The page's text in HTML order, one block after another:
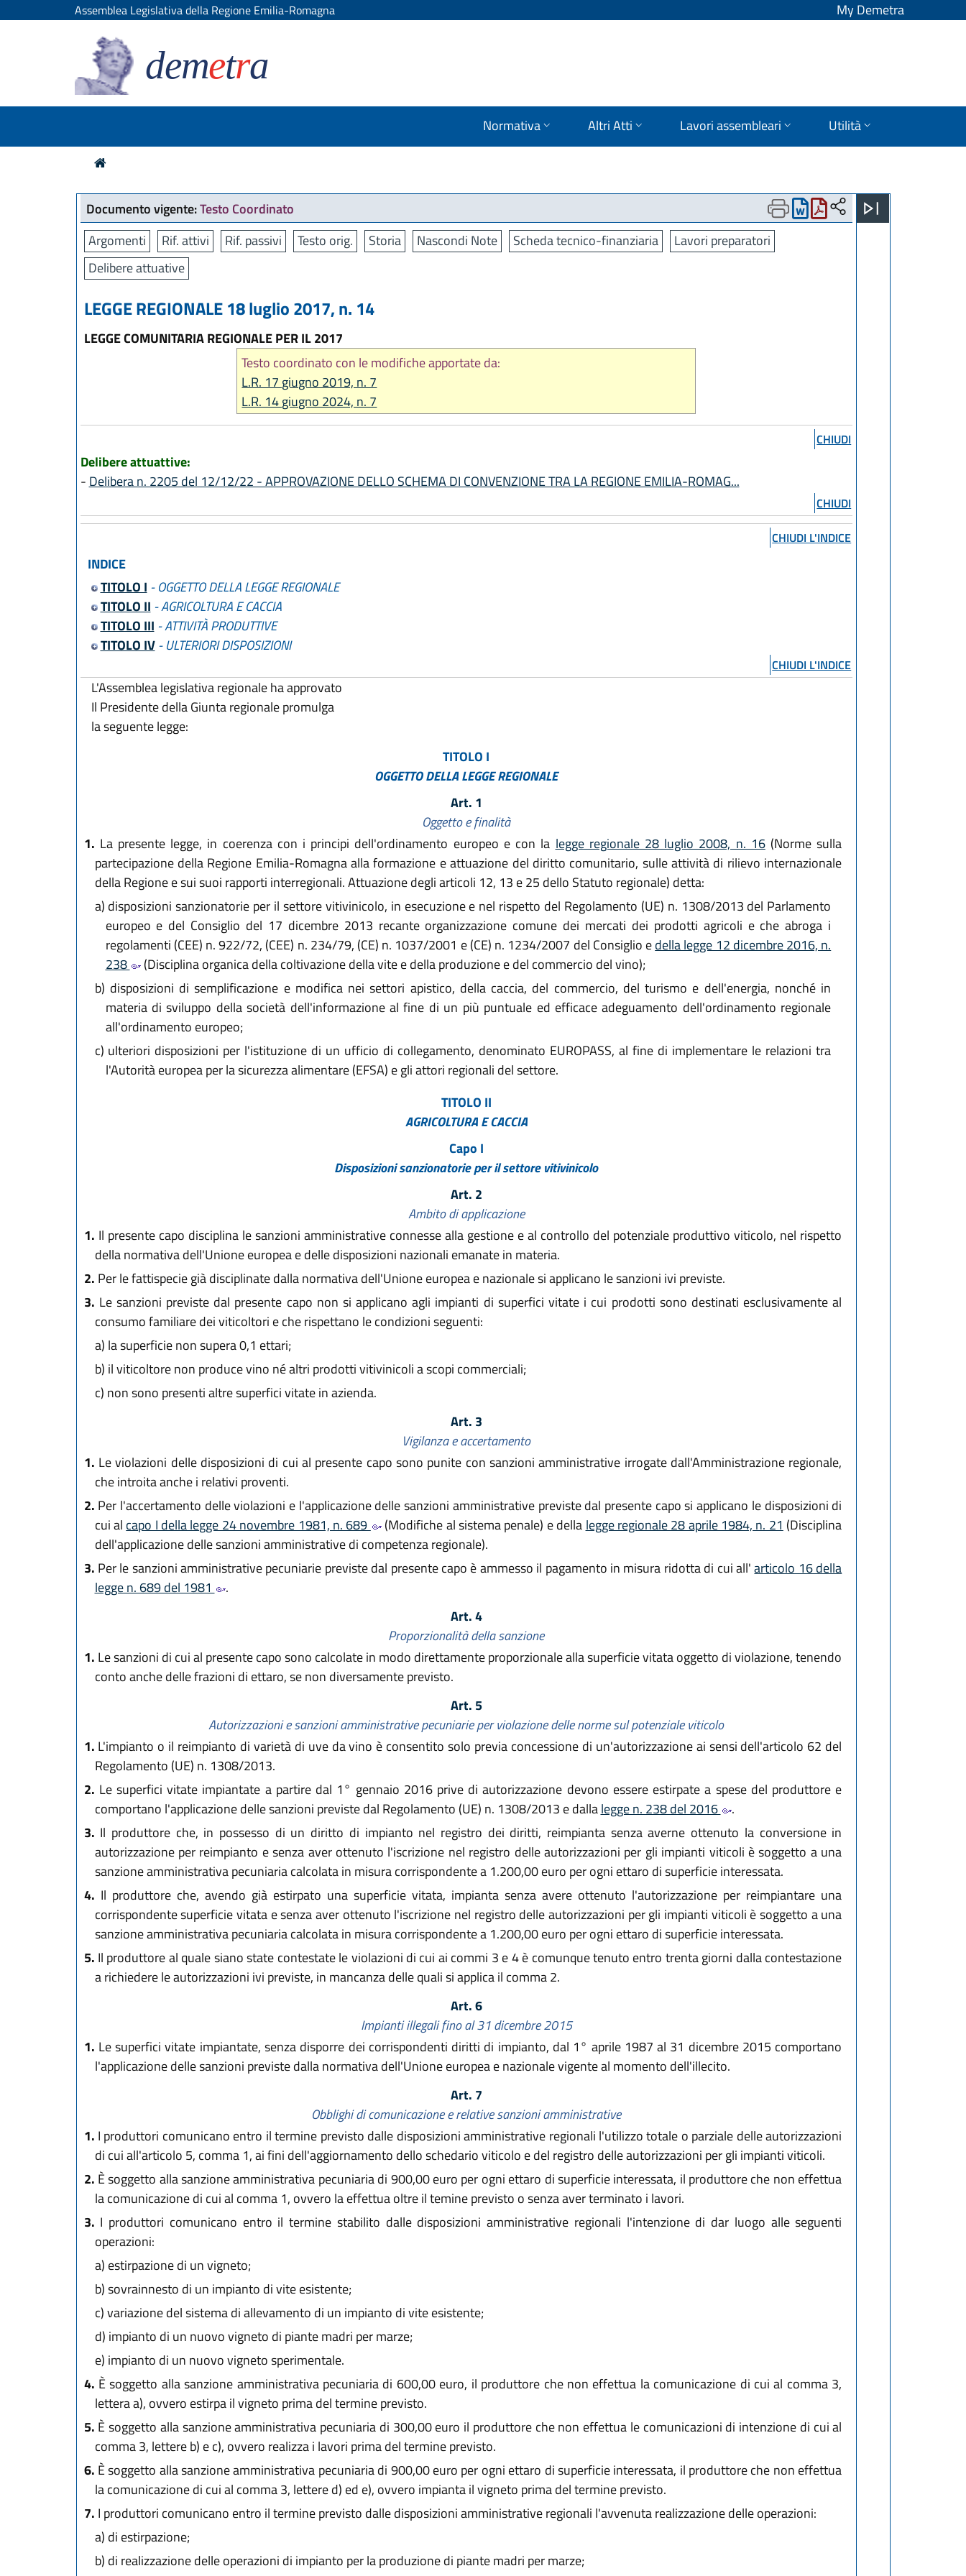
Assemblea Legislativa della Regione Emilia-Romagna My Demetra
demetra
Normativa Altri Atti Lavori assembleari Utilità
Documento vigente:Testo Coordinato
Argomenti
Rif. attivi Rif. passivi Testo orig. Storia Nascondi Note Scheda tecnico-finanziaria
Lavori preparatori
Delibere attuative
LEGGE REGIONALE 18 luglio 2017, n. 14
LEGGE COMUNITARIA REGIONALE PER IL 2017
Testo coordinato con le modifiche apportate da:
L.R. 17 giugno 2019, n. 7
L.R. 14 giugno 2024, n. 7
CHIUDI
Delibere attuattive:
- Delibera n. 2205 del 12/12/22 - APPROVAZIONE DELLO SCHEMA DI CONVENZIONE TRA LA REGIONE EMILIA-ROMAG...
CHIUDI
CHIUDI L'INDICE
INDICE
TITOLO I - OGGETTO DELLA LEGGE REGIONALE
TITOLO II - AGRICOLTURA E CACCIA
TITOLO III - ATTIVITÀ PRODUTTIVE
TITOLO IV- ULTERIORI DISPOSIZIONI
CHIUDI L'INDICE
L'Assemblea legislativa regionale ha approvato
Il Presidente della Giunta regionale promulga
la seguente legge:
TITOLO I
OGGETTO DELLA LEGGE REGIONALE
Art. 1
Oggetto e finalità
1. La presente legge, in coerenza con i principi dell'ordinamento europeo e con la legge regionale 28 luglio 2008, n. 16(Norme sulla
partecipazione della Regione Emilia-Romagna alla formazione e attuazione del diritto comunitario, sulle attività di rilievo internazionale
della Regione e sui suoi rapporti interregionali. Attuazione degli articoli 12, 13 e 25 dello Statuto regionale) detta:
a) disposizioni sanzionatorie per il settore vitivinicolo, in esecuzione e nel rispetto del Regolamento (UE) n. 1308/2013 del Parlamento
europeo e del Consiglio del 17 dicembre 2013 recante organizzazione comune dei mercati dei prodotti agricoli e che abroga i
regolamenti (CEE) n. 922/72, (CEE) n. 234/79, (CE) n. 1037/2001 e (CE) n. 1234/2007 del Consiglio edella legge 12 dicembre 2016, n.
238
(Disciplina organica della coltivazione della vite e della produzione e del commercio del vino);
b) disposizioni di semplificazione e modifica nei settori apistico, della caccia, del commercio, del turismo e dell'energia, nonché in
materia di sviluppo della società dell'informazione al fine di un più puntuale ed efficace adeguamento dell'ordinamento regionale
all'ordinamento europeo;
c) ulteriori disposizioni per l'istituzione di un ufficio di collegamento, denominato EUROPASS, al fine di implementare le relazioni tra
l'Autorità europea per la sicurezza alimentare (EFSA) e gli attori regionali del settore.
TITOLO II
AGRICOLTURA E CACCIA
Capo I
Disposizioni sanzionatorie per il settore vitivinicolo
Art. 2
Ambito di applicazione
1. Il presente capo disciplina le sanzioni amministrative connesse alla gestione e al controllo del potenziale produttivo viticolo, nel rispetto
della normativa dell'Unione europea e delle disposizioni nazionali emanate in materia.
2. Per le fattispecie già disciplinate dalla normativa dell'Unione europea e nazionale si applicano le sanzioni ivi previste.
3. Le sanzioni previste dal presente capo non si applicano agli impianti di superfici vitate i cui prodotti sono destinati esclusivamente al
consumo familiare dei viticoltori e che rispettano le condizioni seguenti:
a) la superficie non supera 0,1 ettari;
b) il viticoltore non produce vino né altri prodotti vitivinicoli a scopi commerciali;
c) non sono presenti altre superfici vitate in azienda.
Art. 3
Vigilanza e accertamento
1. Le violazioni delle disposizioni di cui al presente capo sono punite con sanzioni amministrative irrogate dall'Amministrazione regionale,
che introita anche i relativi proventi.
2. Per l'accertamento delle violazioni e l'applicazione delle sanzioni amministrative previste dal presente capo si applicano le disposizioni di
cui al capo I della legge 24 novembre 1981, n. 689 (Modifiche al sistema penale) e della legge regionale 28 aprile 1984, n. 21 (Disciplina
dell'applicazione delle sanzioni amministrative di competenza regionale).
3. Per le sanzioni amministrative pecuniarie previste dal presente capo è ammesso il pagamento in misura ridotta di cui all'articolo 16 della
legge n. 689 del 1981
.
Art. 4
Proporzionalità della sanzione
1. Le sanzioni di cui al presente capo sono calcolate in modo direttamente proporzionale alla superficie vitata oggetto di violazione, tenendo
conto anche delle frazioni di ettaro, se non diversamente previsto.
Art. 5
Autorizzazioni e sanzioni amministrative pecuniarie per violazione delle norme sul potenziale viticolo
1. L'impianto o il reimpianto di varietà di uve da vino è consentito solo previa concessione di un'autorizzazione ai sensi dell'articolo 62 del
Regolamento (UE) n. 1308/2013.
2. Le superfici vitate impiantate a partire dal 1° gennaio 2016 prive di autorizzazione devono essere estirpate a spese del produttore e
comportano l'applicazione delle sanzioni previste dal Regolamento (UE) n. 1308/2013 e dallalegge n. 238 del 2016
.
3. Il produttore che, in possesso di un diritto di impianto nel registro dei diritti, reimpianta senza averne ottenuto la conversione in
autorizzazione per reimpianto e senza aver ottenuto l'iscrizione nel registro delle autorizzazioni per gli impianti viticoli è soggetto a una
sanzione amministrativa pecuniaria calcolata in misura corrispondente a 1.200,00 euro per ogni ettaro di superficie interessata.
4. Il produttore che, avendo già estirpato una superficie vitata, impianta senza avere ottenuto l'autorizzazione per reimpiantare una
corrispondente superficie vitata e senza aver ottenuto l'iscrizione nel registro delle autorizzazioni per gli impianti viticoli è soggetto a una
sanzione amministrativa pecuniaria calcolata in misura corrispondente a 1.200,00 euro per ogni ettaro di superficie interessata.
5. Il produttore al quale siano state contestate le violazioni di cui ai commi 3 e 4 è comunque tenuto entro trenta giorni dalla contestazione
a richiedere le autorizzazioni ivi previste, in mancanza delle quali si applica il comma 2.
Art. 6
Impianti illegali fino al 31 dicembre 2015
1. Le superfici vitate impiantate, senza disporre dei corrispondenti diritti di impianto, dal 1° aprile 1987 al 31 dicembre 2015 comportano
l'applicazione delle sanzioni previste dalla normativa dell'Unione europea e nazionale vigente al momento dell'illecito.
Art. 7
Obblighi di comunicazione e relative sanzioni amministrative
1. I produttori comunicano entro il termine previsto dalle disposizioni amministrative regionali l'utilizzo totale o parziale delle autorizzazioni
di cui all'articolo 5, comma 1, ai fini dell'aggiornamento dello schedario viticolo e del registro delle autorizzazioni per gli impianti viticoli.
2. È soggetto alla sanzione amministrativa pecuniaria di 900,00 euro per ogni ettaro di superficie interessata, il produttore che non effettua
la comunicazione di cui al comma 1, ovvero la effettua oltre il temine previsto o senza aver terminato i lavori.
3. I produttori comunicano entro il termine stabilito dalle disposizioni amministrative regionali l'intenzione di dar luogo alle seguenti
operazioni:
a) estirpazione di un vigneto;
b)sovrainnesto di un impianto di vite esistente;
c)variazione del sistema di allevamento di un impianto di vite esistente;
d) impianto di un nuovo vigneto di piante madri per marze;
e) impianto di un nuovo vigneto sperimentale.
4. È soggetto alla sanzione amministrativa pecuniaria di 600,00 euro, il produttore che non effettua la comunicazione di cui al comma 3,
lettera a), ovvero estirpa il vigneto prima del termine previsto.
5. È soggetto alla sanzione amministrativa pecuniaria di 300,00 euro il produttore che non effettua le comunicazioni di intenzione di cui al
comma 3, lettere b) e c), ovvero realizza i lavori prima del termine previsto.
6. È soggetto alla sanzione amministrativa pecuniaria di 900,00 euro per ogni ettaro di superficie interessata, il produttore che non effettua
la comunicazione di cui al comma 3, lettere d) ed e), ovvero impianta il vigneto prima del termine previsto.
7. I produttori comunicano entro il termine previsto dalle disposizioni amministrative regionali l'avvenuta realizzazione delle operazioni:
a) di estirpazione;
b) di realizzazione delle operazioni di impianto per la produzione di piante madri per marze;